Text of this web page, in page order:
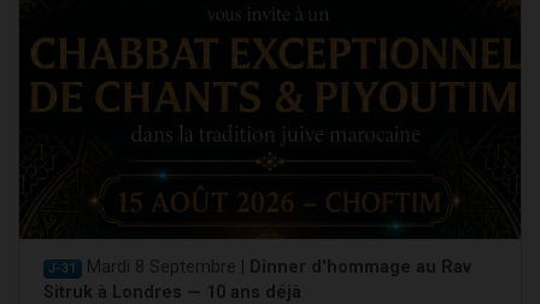
J-31 Mardi 8 Septembre |
Dinner d'hommage au Rav
Sitruk à Londres — 10 ans déjà